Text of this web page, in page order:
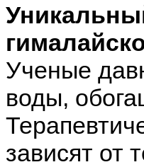
Ученые
воды,
зависят от